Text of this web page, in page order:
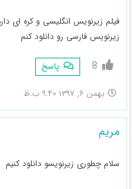
فیلم زیرنویس انگلیسی و کره ای
زیرنویس فارسی رو دانلود کنم
8 پاسخ
بهمن ۶, ۱۳۹۷ ۹:۴۰ ب.ظ
مریم
سلام چطوری زیرنویسو دانلود کنیم